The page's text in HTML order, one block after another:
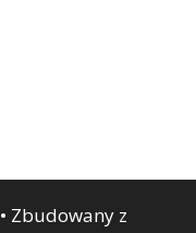
• Zbudowany z